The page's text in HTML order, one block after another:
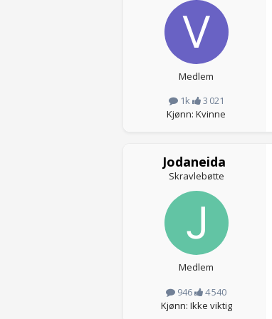
Medlem
1k
3 021
Kjønn: Kvinne
Jodaneida
Skravlebøtte
Medlem
946
4 540
Kjønn: Ikke viktig